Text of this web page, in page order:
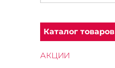
Каталог товаров
АКЦИИ